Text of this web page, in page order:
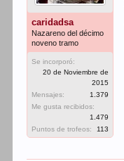
caridadsa
Nazareno del décimo
noveno tramo
Se incorporó:
20 de Noviembre de
2015
Mensajes:
1.379
Me gusta recibidos:
1.479
Puntos de trofeos:
113